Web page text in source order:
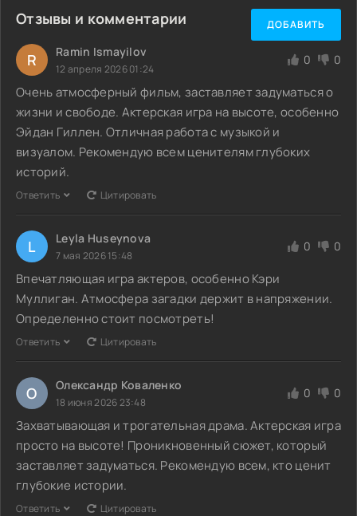
Отзывы и комментарии ДОБАВИТЬ
R Ramin Ismayilov
12 апреля 2026 01:24
0 0
Очень атмосферный фильм, заставляет задуматься о
жизни и свободе. Актерская игра на высоте, особенно
Эйдан Гиллен. Отличная работа с музыкой и
визуалом. Рекомендую всем ценителям глубоких
историй.
Ответить Цитировать
L Leyla Huseynova
7 мая 2026 15:48
0 0
Впечатляющая игра актеров, особенно Кэри
Муллиган. Атмосфера загадки держит в напряжении.
Определенно стоит посмотреть!
Ответить Цитировать
О Олександр Коваленко
18 июня 2026 23:48
0 0
Захватывающая и трогательная драма. Актерская игра
просто на высоте! Проникновенный сюжет, который
заставляет задуматься. Рекомендую всем, кто ценит
глубокие истории.
Ответить Цитировать